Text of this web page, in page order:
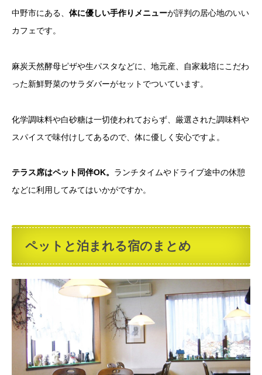
中野市にある、 体に優しい手作りメニューが評判の居心地のいい
カフェです。
麻炭天然酵母ピザや生パスタなどに、地元産、自家栽培にこだわ
った新鮮野菜のサラダバーがセットでついています。
化学調味料や白砂糖は一切使われておらず、厳選された調味料や
スパイスで味付けしてあるので、体に優しく安心ですよ。
テラス席はペット同伴OK。 ランチタイムやドライブ途中の休憩
などに利用してみてはいかがですか。
ペットと泊まれる宿のまとめ